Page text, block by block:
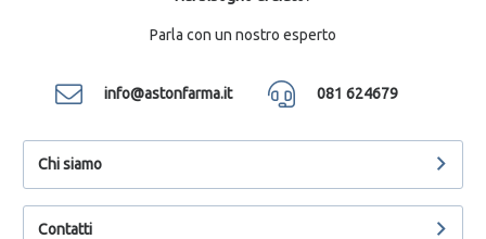
Parla con un nostro esperto
info@astonfarma.it 081 624679
Chi siamo
Contatti